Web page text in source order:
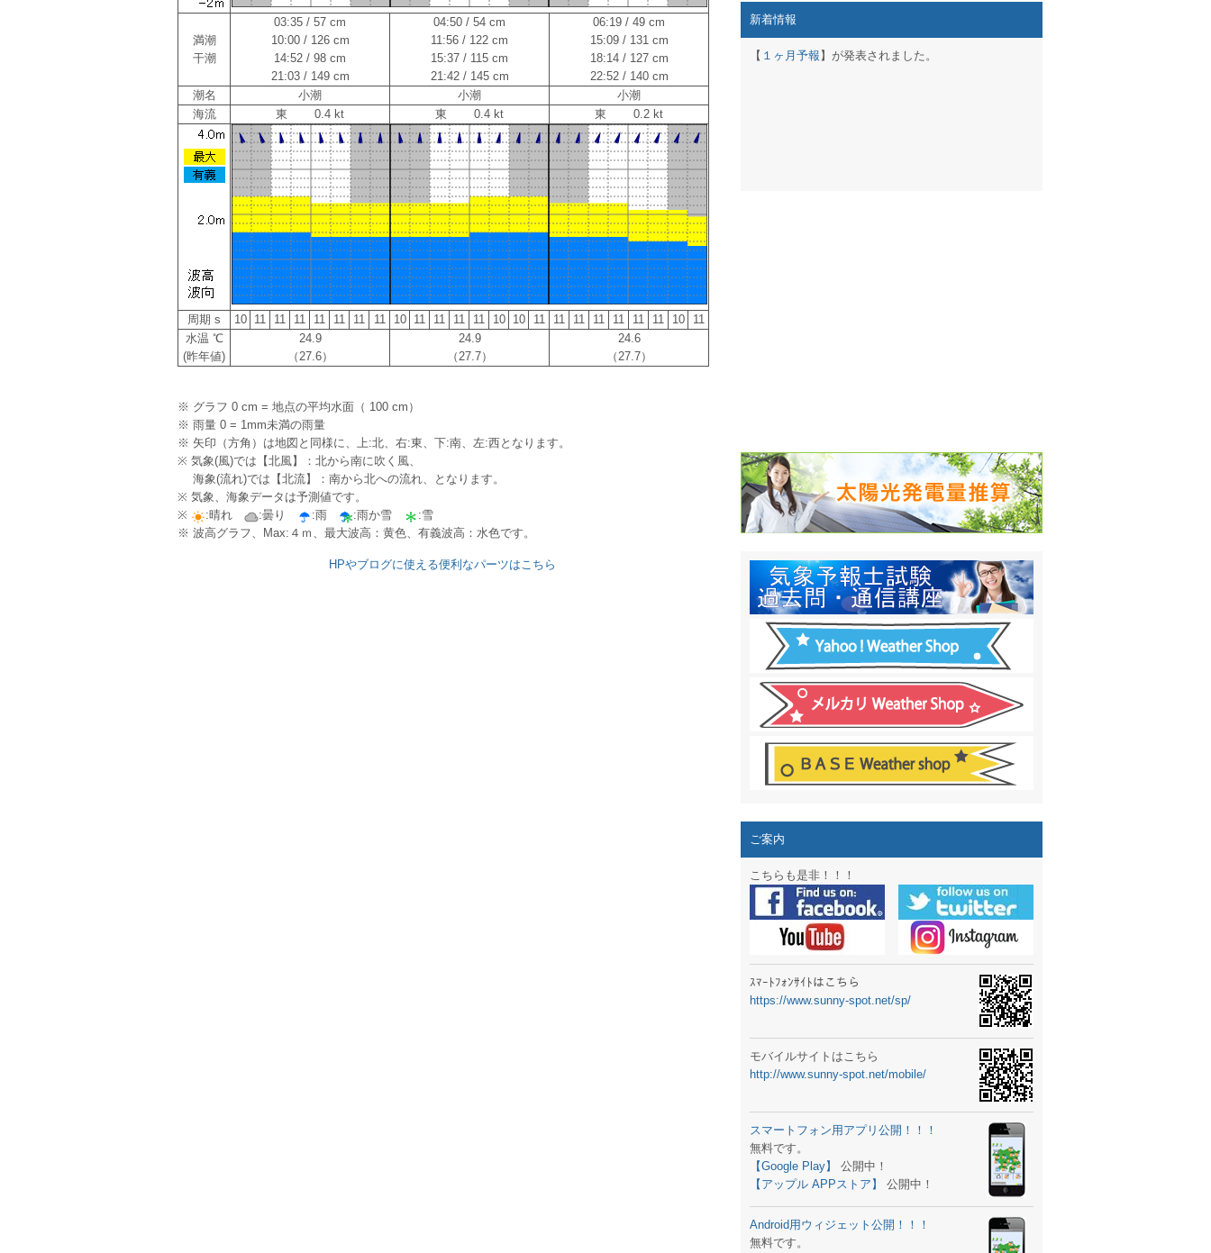
満潮
干潮
03:35 / 57 cm
10:00 / 126 cm
14:52 / 98 cm
21:03 / 149 cm
04:50 / 54 cm
11:56 / 122 cm
15:37 / 115 cm
21:42 / 145 cm
06:19 / 49 cm
15:09 / 131 cm
18:14 / 127 cm
22:52 / 140 cm
潮名
小潮 小潮
小潮
海流
東 0.4 kt 東 0.4 kt 東 0.2 kt
周期 s 10 11 11 11 11 11 11 11 10 11 11 11 11 10 10 11 11 11 11 11 11 11 10
11
水温 ℃
(昨年値)
24.9
（27.6）
24.9
（27.7）
24.6
（27.7）
※ グラフ 0 cm = 地点の平均水面（ 100 cm）
※ 雨量 0 = 1mm未満の雨量
※ 矢印（方角）は地図と同様に、上:北、右:東、下:南、左:西となります。
※ 気象(風)では【北風】：北から南に吹く風、
海象(流れ)では【北流】：南から北への流れ、となります。
※ 気象、海象データは予測値です。
※
:晴れ :曇り :雨 :雨か雪
:雪
※ 波高グラフ、Max:４ｍ、最大波高：黄色、有義波高：水色です。
HPやブログに使える便利なパーツはこちら
ｽﾏｰﾄﾌｫﾝ用のサイト作成！
結露 10日間予報オプション追加！
ガリレオ温度計&天気管新色登場！
HPリニューアル第２弾：本サイト Update!
HPリニューアル第１弾：英語ページOPEN
週間天気図&週間波浪図を10日に延長しました
太陽光発電量の推算はじめました
気象情報通知サービス「お天気見張り番」開始
週間波浪図追加しました。
予報士通信講座に解析ツール追加！！
専門天気図アーカイブ開始！！
スマートフォン アプリ バージョンアップ
ラジオメーターニュータイプ新登場！
スマートフォン ウィジェット公開
気象予報士スクールの御案内
弊社事務所を移転しました。
生物平年値 更新
予報士学習サイト OPEN！
専門天気図 追加
ラジオメーター輸入販売開始！
スマートフォン アプリ バージョンアップ
お天気パーツ 追加
新着情報
【 １ヶ月予報 】が発表されました。
ご案内
こちらも是非！！！
ｽﾏｰﾄﾌｫﾝｻｲﾄはこちら
https://www.sunny-spot.net/sp/
モバイルサイトはこちら
http://www.sunny-spot.net/mobile/
スマートフォン用アプリ公開！！！
無料です。
【Google Play】
公開中！
【アップル APPストア】
公開中！
Android用ウィジェット公開！！！
無料です。